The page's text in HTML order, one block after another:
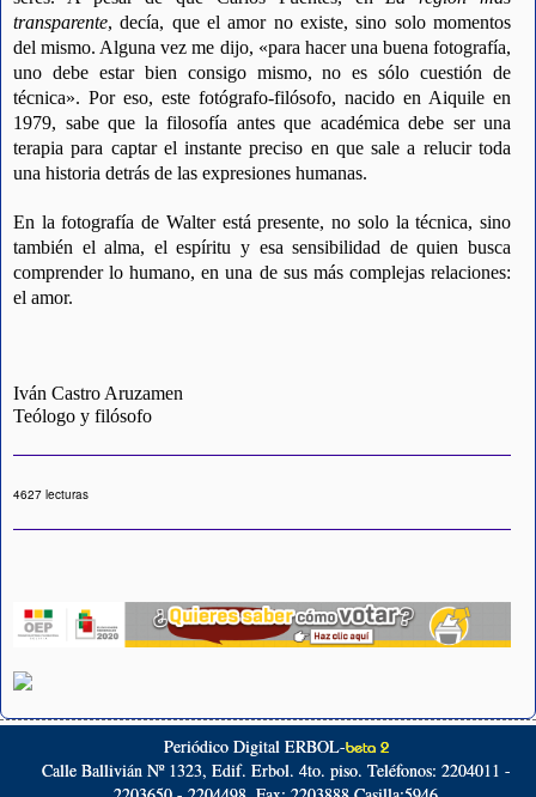
transparente, decía, que el amor no existe, sino solo momentos
del mismo. Alguna vez me dijo, «para hacer una buena fotografía,
uno debe estar bien consigo mismo, no es sólo cuestión de
técnica». Por eso, este fotógrafo-filósofo, nacido en Aiquile en
1979, sabe que la filosofía antes que académica debe ser una
terapia para captar el instante preciso en que sale a relucir toda
una historia detrás de las expresiones humanas.
En la fotografía de Walter está presente, no solo la técnica, sino
también el alma, el espíritu y esa sensibilidad de quien busca
comprender lo humano, en una de sus más complejas relaciones:
el amor.
Iván Castro Aruzamen
Teólogo y filósofo
4627 lecturas
Periódico Digital ERBOL-beta 2
Calle Ballivián Nº 1323, Edif. Erbol. 4to. piso. Teléfonos: 2204011 -